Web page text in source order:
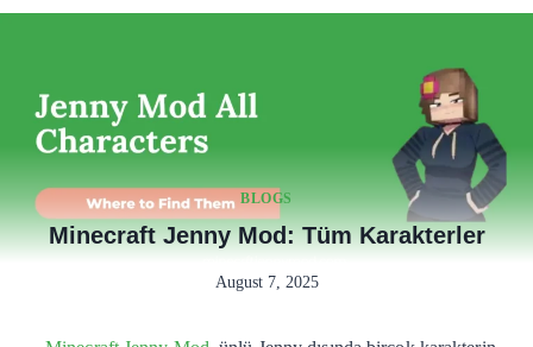
BLOGS
Minecraft Jenny Mod: Tüm Karakterler
August 7, 2025